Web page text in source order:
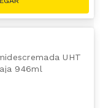
UHT
946ml